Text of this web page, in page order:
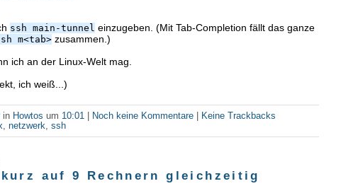
ssh main-tunnel einzugeben. (Mit Tab-Completion fällt das ganze
m<tab> zusammen.)
ich an der Linux-Welt mag.
ich weiß...)
in Howtos um 10:01 Noch keine Kommentare
Keine Trackbacks
,netzwerk ,ssh
auf 9 Rechnern gleichzeitig